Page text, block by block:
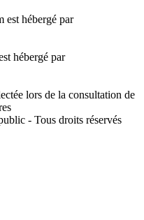
est hébergé par
hébergé par
lors de la consultation de
- Tous droits réservés